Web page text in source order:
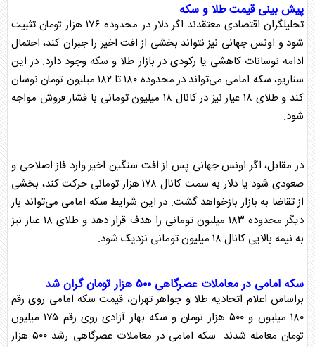
پیش بینی قیمتطلاوسکه
تحلیلگران اقتصادی معتقدند اگر دلار در محدوده ۱۷۶ هزار تومان تثبیت
شود و اونس جهانی نیز نتواند بخشی از افت اخیر را جبران کند، احتمال
ادامه نوسانات کاهشی یا رکودی در بازار طلا و سکهوجود دارد. در این
سناریو، سکه
امامی می‌تواند در محدوده ۱۸۰ تا ۱۸۲ میلیون تومان نوسان
کند و طلا
ی ۱۸ عیار نیز در کانال ۱۸ میلیون تومانی با فشار فروش مواجه
شود.
در مقابل، اگر اونس جهانی پس از افت سنگین اخیر وارد فاز اصلاحی و
صعودی شود یا دلار به سمت کانال ۱۷۸ هزار تومانی حرکت کند، بخشی
از تقاضا به بازار بازخواهد گشت. در این شرایط سکه امامی می‌تواند بار
دیگر محدوده ۱۸۳ میلیون تومانی را هدف قرار دهد و
طلا
ی ۱۸ عیار نیز
به نیمه بالایی کانال ۱۸ میلیون تومانی نزدیک شود.
سکه امامی در معاملات عصرگاهی ۵۰۰ هزار تومان گران شد
براساس اعلام اتحادیه طلا و جواهر تهران، قیمت سکهامامی روی رقم
۱۸۰ میلیون و ۵۰۰ هزار تومان و
سکه
بهار آزادی روی رقم ۱۷۵ میلیون
تومان معامله شدند. سکه
امامی در معاملات عصرگاهی رشد ۵۰۰ هزار